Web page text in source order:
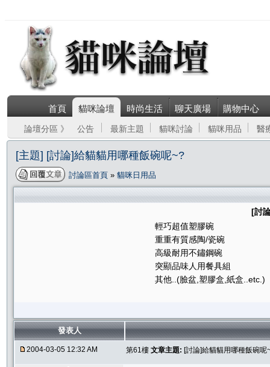
首頁 貓咪論壇 時尚生活 聊天廣場 購物中心
論壇分區 》 公告 最新主題 貓咪討論 貓咪用品 醫
[主題] [討論]給貓貓用哪種飯碗呢~?
討論區首頁 » 貓咪日用品
[討
輕巧超值塑膠碗
重重有質感陶/瓷碗
高級耐用不鏽鋼碗
突顯品味人用餐具組
其他..(臉盆,塑膠盒,紙盒..etc.)
發表人
2004-03-05 12:32 AM 第61樓 文章主題: [討論]給貓貓用哪種飯碗呢